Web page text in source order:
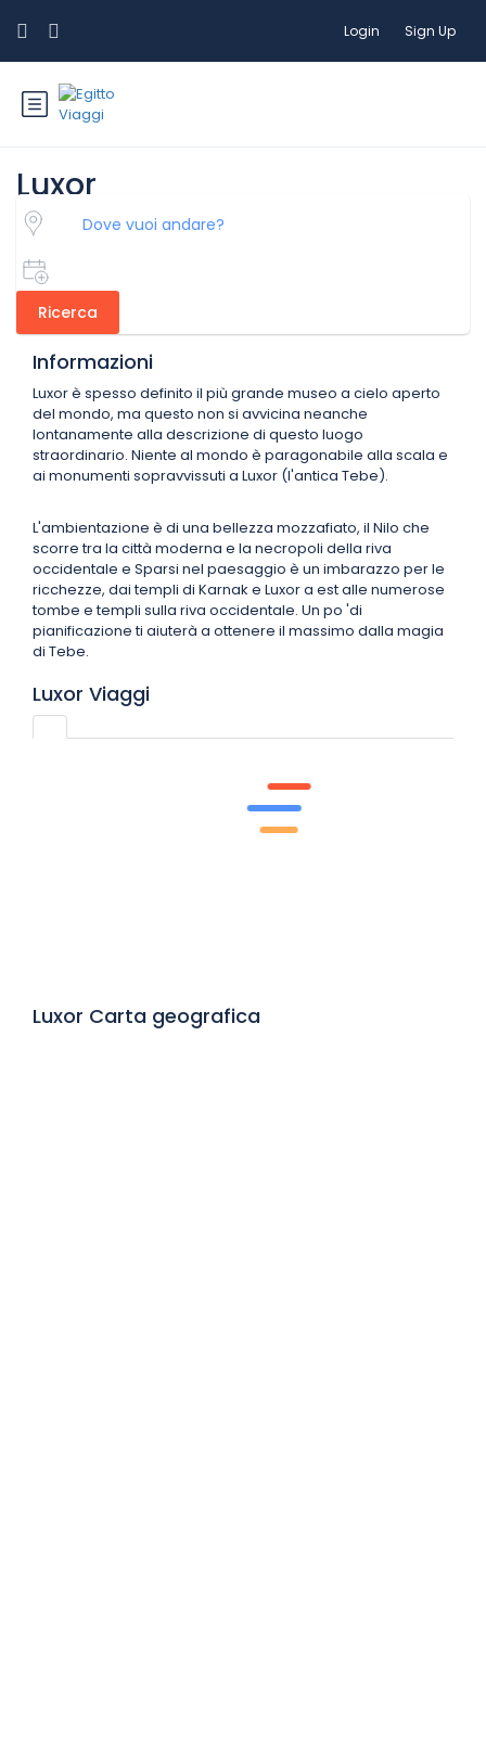
Login Sign Up
Luxor
Ricerca
Informazioni
Luxor è spesso definito il più grande museo a cielo aperto
del mondo, ma questo non si avvicina neanche
lontanamente alla descrizione di questo luogo
straordinario. Niente al mondo è paragonabile alla scala e
ai monumenti sopravvissuti a Luxor (l'antica Tebe).
L'ambientazione è di una bellezza mozzafiato, il Nilo che
scorre tra la città moderna e la necropoli della riva
occidentale e Sparsi nel paesaggio è un imbarazzo per le
ricchezze, dai templi di Karnak e Luxor a est alle numerose
tombe e templi sulla riva occidentale. Un po 'di
pianificazione ti aiuterà a ottenere il massimo dalla magia
di Tebe.
Luxor Viaggi
Luxor Carta geografica